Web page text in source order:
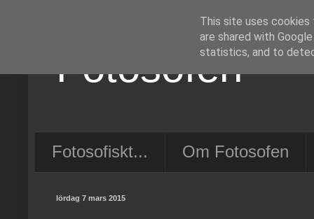
Fotosofen
Fotosofiskt... Om Fotosofen
lördag 7 mars 2015
This site uses cookies
are shared with
statistics, and to